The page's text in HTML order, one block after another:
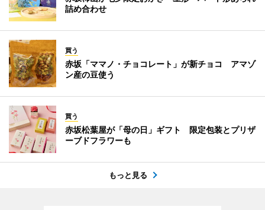
詰め合わせ
買う
赤坂「ママノ・チョコレート」が新チョコ アマゾ
ン産の豆使う
買う
赤坂松葉屋が「母の日」ギフト 限定包装とプリザ
ーブドフラワーも
もっと見る